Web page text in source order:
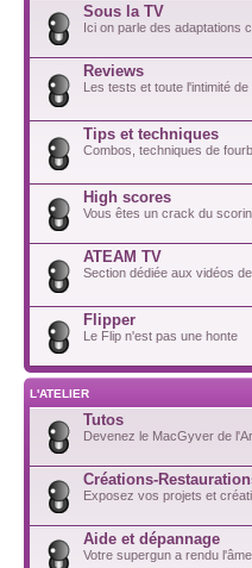
Sous la TV
Ici on parle des adaptations
Reviews
Les tests et toute l'intimité
Tips et techniques
Combos, techniques de
High scores
Vous êtes un crack du
ATEAM TV
Section dédiée aux vidéos
Flipper
Le Flip n'est pas une honte
L'ATELIER
Tutos
Devenez le MacGyver de
Créations-
Exposez vos projets et
Aide et dépannage
Votre supergun a rendu